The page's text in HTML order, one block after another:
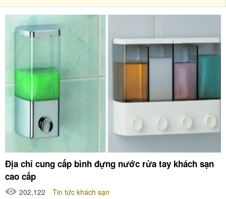
Địa chỉ cung cấp bình đựng nước rửa tay khách sạn
cao cấp
202,122
Tin tức khách sạn